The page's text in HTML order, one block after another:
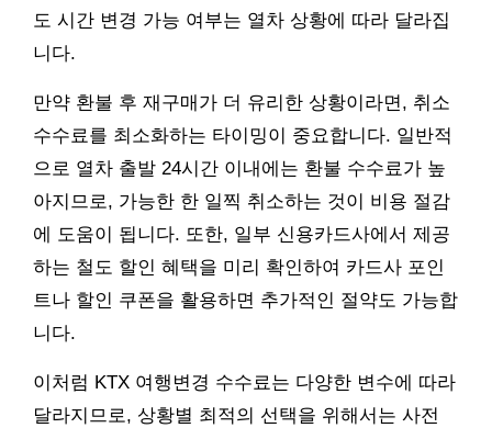
도 시간 변경 가능 여부는 열차 상황에 따라 달라집
니다.
만약 환불 후 재구매가 더 유리한 상황이라면, 취소
수수료를 최소화하는 타이밍이 중요합니다. 일반적
으로 열차 출발 24시간 이내에는 환불 수수료가 높
아지므로, 가능한 한 일찍 취소하는 것이 비용 절감
에 도움이 됩니다. 또한, 일부 신용카드사에서 제공
하는 철도 할인 혜택을 미리 확인하여 카드사 포인
트나 할인 쿠폰을 활용하면 추가적인 절약도 가능합
니다.
이처럼 KTX 여행변경 수수료는 다양한 변수에 따라
달라지므로, 상황별 최적의 선택을 위해서는 사전